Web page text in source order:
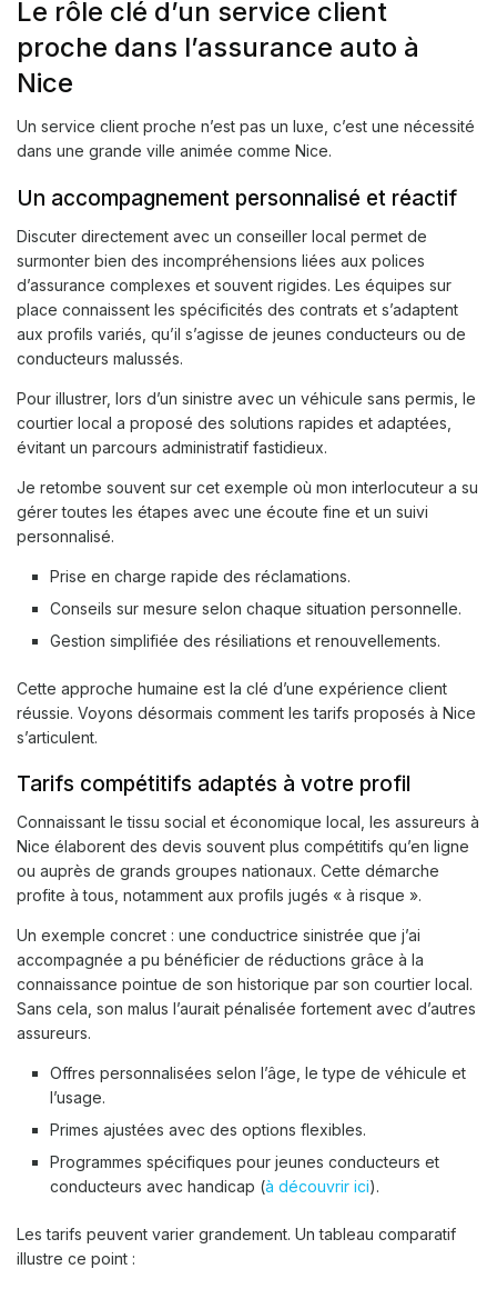
Le rôle clé d’un service client
proche dans l’assurance auto à
Nice
Un service client proche n’est pas un luxe, c’est une nécessité
dans une grande ville animée comme Nice.
Un accompagnement personnalisé et réactif
Discuter directement avec un conseiller local permet de
surmonter bien des incompréhensions liées aux polices
d’assurance complexes et souvent rigides. Les équipes sur
place connaissent les spécificités des contrats et s’adaptent
aux profils variés, qu’il s’agisse de jeunes conducteurs ou de
conducteurs malussés.
Pour illustrer, lors d’un sinistre avec un véhicule sans permis, le
courtier local a proposé des solutions rapides et adaptées,
évitant un parcours administratif fastidieux.
Je retombe souvent sur cet exemple où mon interlocuteur a su
gérer toutes les étapes avec une écoute fine et un suivi
personnalisé.
Prise en charge rapide des réclamations.
Conseils sur mesure selon chaque situation personnelle.
Gestion simplifiée des résiliations et renouvellements.
Cette approche humaine est la clé d’une expérience client
réussie. Voyons désormais comment les tarifs proposés à Nice
s’articulent.
Tarifs compétitifs adaptés à votre profil
Connaissant le tissu social et économique local, les assureurs à
Nice élaborent des devis souvent plus compétitifs qu’en ligne
ou auprès de grands groupes nationaux. Cette démarche
profite à tous, notamment aux profils jugés « à risque ».
Un exemple concret : une conductrice sinistrée que j’ai
accompagnée a pu bénéficier de réductions grâce à la
connaissance pointue de son historique par son courtier local.
Sans cela, son malus l’aurait pénalisée fortement avec d’autres
assureurs.
Offres personnalisées selon l’âge, le type de véhicule et
l’usage.
Primes ajustées avec des options flexibles.
Programmes spécifiques pour jeunes conducteurs et
conducteurs avec handicap (à découvrir ici).
Les tarifs peuvent varier grandement. Un tableau comparatif
illustre ce point :